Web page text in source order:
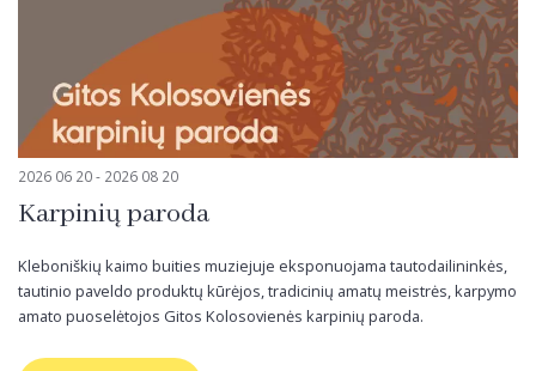
2026 06 20 - 2026 08 20
Karpinių paroda
Kleboniškių kaimo buities muziejuje eksponuojama tautodailininkės,
tautinio paveldo produktų kūrėjos, tradicinių amatų meistrės, karpymo
amato puoselėtojos Gitos Kolosovienės karpinių paroda.